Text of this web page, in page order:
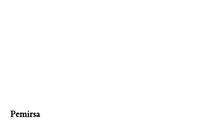
Pemirsa